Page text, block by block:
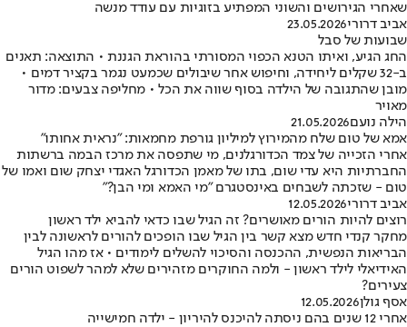
שאחרי הגירושים והשוני המפתיע בזוגיות עם עודד מנשה
אביב דרורי23.05.2026
שבועות של סבל
החג הגיע, ואיתו הטנא הכפוי המסורתי בהוראת הגננת • התוצאה: תאנים
ב-32 שקלים ליחידה, וחיפוש אחר שיבולים שכמעט נגמר בקציר דמים •
מובן שהתגובה של הילדה בסוף שווה את הכל • מחליפה צבעים: מדור
מאויר
הילה נועם21.05.2026
אמא של טום שלח מהמירוץ למיליון גורפת מחמאות: "נראית אחותו"
אחרי הזכייה של צמד הכדורגלנים, מי שתפסה את מרכז הבמה ברשתות
החברתיות היא עדי שום, בתו של מאמן הכדורגל האגדי יצחק שום ואמו של
טום - שזכתה לשבחים באינסטגרם "מי האמא ומי הבן?"
אביב דרורי12.05.2026
רוצים להיות הורים מאושרים? זה הגיל שבו כדאי להביא ילד ראשון
מחקר קנדי חדש מצא קשר בין הגיל שבו הופכים להורים לראשונה לבין
הבריאות הנפשית, ההכנסה והסיכוי להשלים לימודים • אז מהו הגיל
האידיאלי לילד ראשון - ולמה החוקרים מזהירים שלא למהר לשפוט הורים
צעירים?
אסף גולן12.05.2026
אחרי 12 שנים בהם ניסתה להיכנס להיריון - ילדה חמישייה